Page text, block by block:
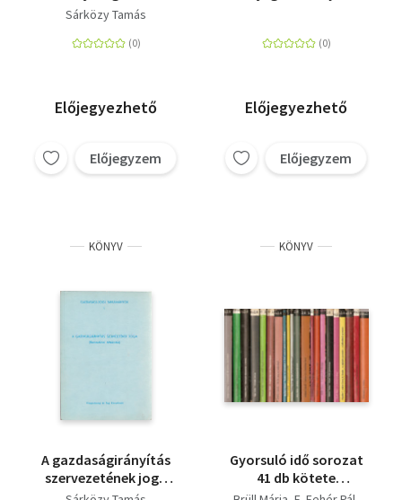
Törvénykönyv után
Sárközy Tamás
Előjegyezhető
Előjegyzem
Előjegyezhető
Előjegyzem
KÖNYV
A gazdaságirányítás
szervezetének joga
(nemzetközi
KÖNYV
Gyorsuló idő sorozat
41 db kötete
(Pénzköltészet, A